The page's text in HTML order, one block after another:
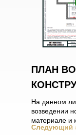
ПЛАН
На данном
возведении
материале и
Следующий